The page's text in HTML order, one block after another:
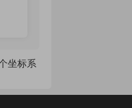
坐标系